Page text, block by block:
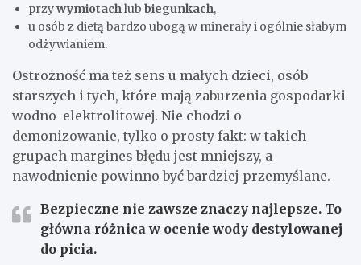
przywymiotachlub biegunkach,
u osób z dietą bardzo ubogą w minerały i ogólnie słabym
odżywianiem.
Ostrożność ma też sens u małych dzieci, osób
starszych i tych, które mają zaburzenia gospodarki
wodno-elektrolitowej. Nie chodzi o
demonizowanie, tylko o prosty fakt: w takich
grupach margines błędu jest mniejszy, a
nawodnienie powinno być bardziej przemyślane.
Bezpieczne nie zawsze znaczy najlepsze. To
główna różnica w ocenie wody destylowanej
do picia.